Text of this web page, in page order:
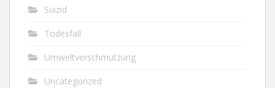
Suizid
Todesfall
Umweltverschmutzung
Uncategorized